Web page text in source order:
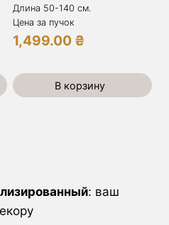
Длина 50-140 см.
Цена за пучок
1,499.00 ₴
В корзину
: ваш